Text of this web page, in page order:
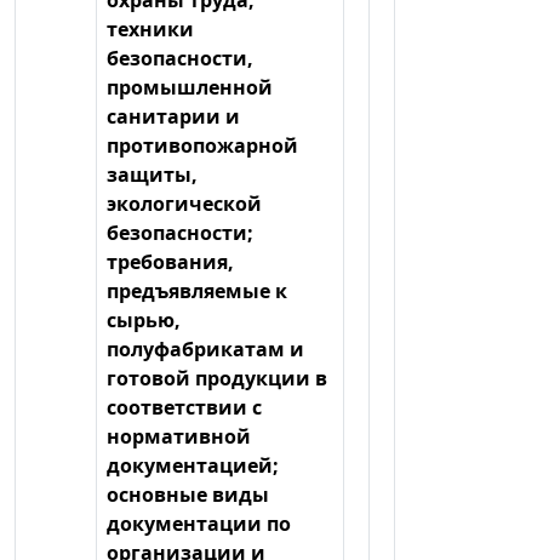
техники
безопасности,
промышленной
санитарии и
противопожарной
защиты,
экологической
безопасности;
требования,
предъявляемые к
сырью,
полуфабрикатам и
готовой продукции в
соответствии с
нормативной
документацией;
основные виды
документации по
организации и